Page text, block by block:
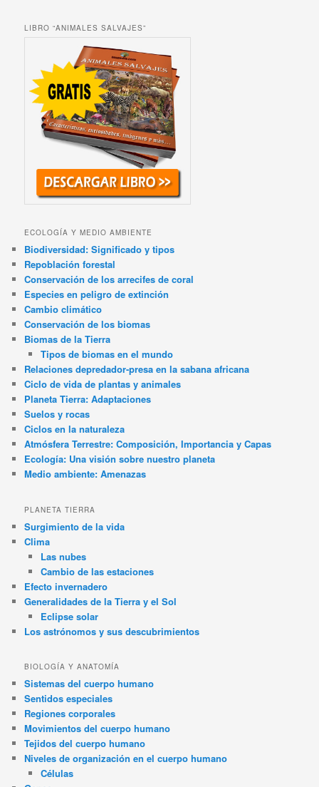
LIBRO “ANIMALES SALVAJES”
ECOLOGÍA Y MEDIO AMBIENTE
Biodiversidad: Significado y tipos
Repoblación forestal
Conservación de los arrecifes de coral
Especies en peligro de extinción
Cambio climático
Conservación de los biomas
Biomas de la Tierra
Tipos de biomas en el mundo
Relaciones depredador-presa en la sabana africana
Ciclo de vida de plantas y animales
Planeta Tierra: Adaptaciones
Suelos y rocas
Ciclos en la naturaleza
Atmósfera Terrestre: Composición, Importancia y Capas
Ecología: Una visión sobre nuestro planeta
Medio ambiente: Amenazas
PLANETA TIERRA
Surgimiento de la vida
Clima
Las nubes
Cambio de las estaciones
Efecto invernadero
Generalidades de la Tierra y el Sol
Eclipse solar
Los astrónomos y sus descubrimientos
BIOLOGÍA Y ANATOMÍA
Sistemas del cuerpo humano
Sentidos especiales
Regiones corporales
Movimientos del cuerpo humano
Tejidos del cuerpo humano
Niveles de organización en el cuerpo humano
Células